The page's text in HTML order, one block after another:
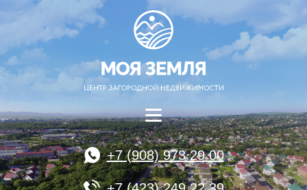
+7 (908) 973 29 00